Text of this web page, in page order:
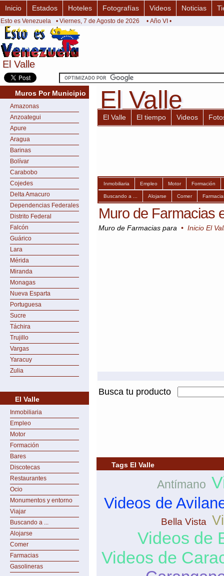
El Valle
El Valle
Inicio Estados Hoteles Fotografías Videos Noticias
Esto es Venezuela • Viernes, 7 de Agosto de 2026 • Año VI •
Muros Por Municipio
Amazonas
Anzoategui
Apure
Aragua
Barinas
Bolívar
Carabobo
Cojedes
Delta Amacuro
Dependencias Federales
Distrito Federal
Falcón
Guárico
Lara
Mérida
Miranda
Monagas
Nueva Esparta
Portuguesa
Sucre
Táchira
Trujillo
Vargas
Yaracuy
Zulia
El Valle
Inmobiliaria
Empleo
Motor
Formación
Bares
Discotecas
Restaurantes
Ocio
Monumentos y entorno
Viajar
Buscando a ...
Alojarse
Comer
Farmacias
Gasolineras
El Valle
El Valle
El Valle El tiempo Videos
Inmobiliaria Empleo Motor Formación
Buscando a ... Alojarse Comer
Muro de Farmacias
Muro de Farmacias para • Inicio El
Busca tu producto
Tags El Valle
Antímano
Videos de
Bella Vista
Videos de
Videos de